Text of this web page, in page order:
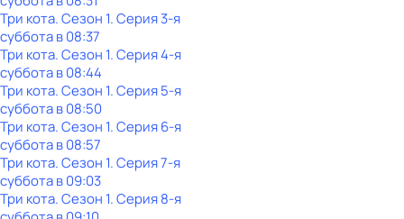
Три кота. Сезон 1. Серия 3-я
субботав08:37
Три кота. Сезон 1. Серия 4-я
субботав08:44
Три кота. Сезон 1. Серия 5-я
субботав08:50
Три кота. Сезон 1. Серия 6-я
субботав08:57
Три кота. Сезон 1. Серия 7-я
субботав09:03
Три кота. Сезон 1. Серия 8-я